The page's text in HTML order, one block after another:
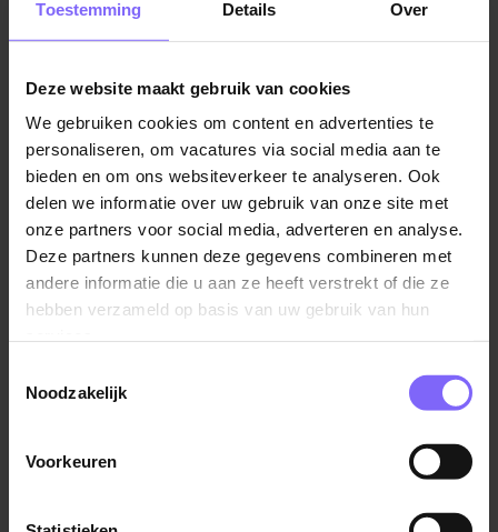
Toestemming Details Over
Deze website maakt gebruik van cookies
We gebruiken cookies om content en advertenties te
personaliseren, om vacatures via social media aan te
bieden en om ons websiteverkeer te analyseren. Ook
delen we informatie over uw gebruik van onze site met
onze partners voor social media, adverteren en analyse.
Deze partners kunnen deze gegevens combineren met
andere informatie die u aan ze heeft verstrekt of die ze
hebben verzameld op basis van uw gebruik van hun
Noodzakelijk
Voorkeuren
Klinkt dit als jij?
Beveiliger mbo-niveau 2 (Algemeen
in een vergelijkbare beveiligingsfunctie.
Je hebt een groot verantwoordelijkheidsgevoel,
blijft rustig onder druk en communiceert
gemakkelijk in het Nederlands, met een redelijke
beheersing van het Engels en Duits.
Je bent flexibel inzetbaar voor dag-, avond-,
weekend- en nachtdiensten, hebt een EHBO-
en/of reanimatiediploma of bent bereid deze via
Medewerker beveiliging
Center Parcs
America
SPIE